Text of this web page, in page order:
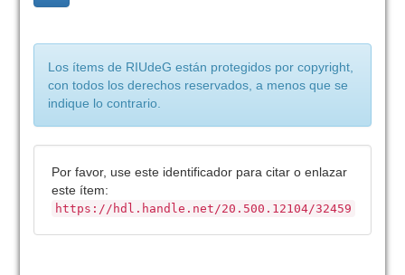
Los ítems de RIUdeG están protegidos por copyright,
con todos los derechos reservados, a menos que se
indique lo contrario.
Por favor, use este identificador para citar o enlazar
este ítem:
https://hdl.handle.net/20.500.12104/32459